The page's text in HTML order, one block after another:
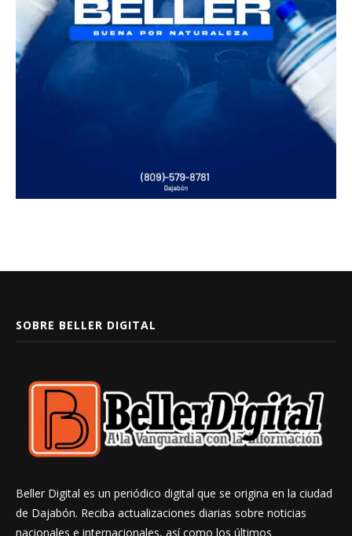
SOBRE BELLER DIGITAL
Beller Digital es un periódico digital que se origina en la ciudad
de Dajabón. Reciba actualizaciones diarias sobre noticias
nacionales e internacionales, así como los últimos